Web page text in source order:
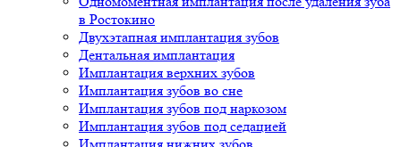
в Ростокино
Двухэтапная имплантация зубов
Дентальная имплантация
Имплантация верхних зубов
Имплантация зубов во сне
Имплантация зубов под наркозом
Имплантация зубов под седацией